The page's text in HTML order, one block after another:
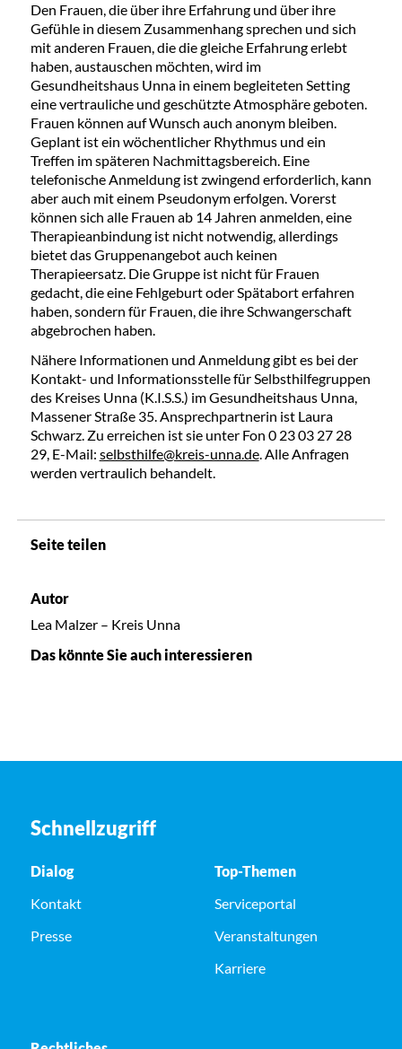
Den Frauen, die über ihre Erfahrung und über ihre
Gefühle in diesem Zusammenhang sprechen und sich
mit anderen Frauen, die die gleiche Erfahrung erlebt
haben, austauschen möchten, wird im
Gesundheitshaus Unna in einem begleiteten Setting
eine vertrauliche und geschützte Atmosphäre geboten.
Frauen können auf Wunsch auch anonym bleiben.
Geplant ist ein wöchentlicher Rhythmus und ein
Treffen im späteren Nachmittagsbereich. Eine
telefonische Anmeldung ist zwingend erforderlich, kann
aber auch mit einem Pseudonym erfolgen. Vorerst
können sich alle Frauen ab 14 Jahren anmelden, eine
Therapieanbindung ist nicht notwendig, allerdings
bietet das Gruppenangebot auch keinen
Therapieersatz. Die Gruppe ist nicht für Frauen
gedacht, die eine Fehlgeburt oder Spätabort erfahren
haben, sondern für Frauen, die ihre Schwangerschaft
abgebrochen haben.
Nähere Informationen und Anmeldung gibt es bei der
Kontakt- und Informationsstelle für Selbsthilfegruppen
des Kreises Unna (K.I.S.S.) im Gesundheitshaus Unna,
Massener Straße 35. Ansprechpartnerin ist Laura
Schwarz. Zu erreichen ist sie unter Fon 0 23 03 27 28
29, E-Mail: selbsthilfe@kreis-unna.de. Alle Anfragen
werden vertraulich behandelt.
Seite teilen
Autor
Lea Malzer – Kreis Unna
Das könnte Sie auch interessieren
Schnellzugriff
Dialog
Kontakt
Presse
Top-Themen
Serviceportal
Veranstaltungen
Karriere